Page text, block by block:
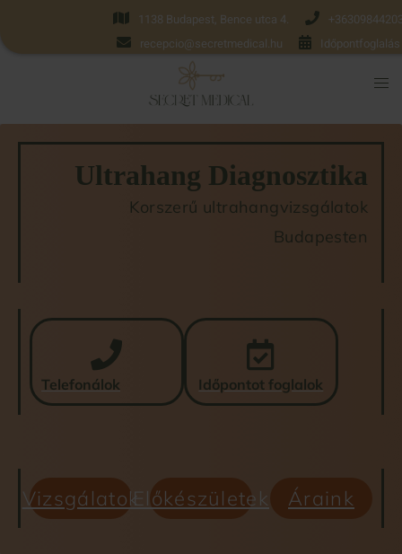
1138 Budapest, Bence utca 4.
recepcio@secretmedical.hu
Időpontfoglalás
Ultrahang Diagnosztika
Korszerű ultrahangvizsgálatok
Budapesten
Telefonálok Időpontot foglalok
VizsgálatokElőkészületek Áraink